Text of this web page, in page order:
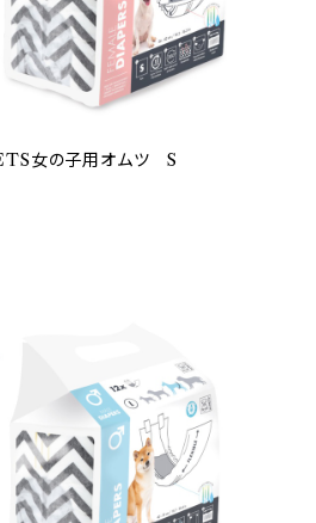
女の子用オムツ S